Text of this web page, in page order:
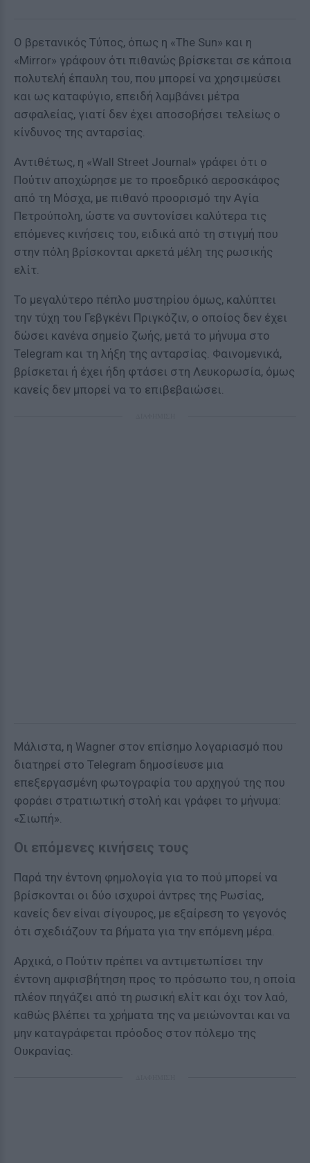
Ο βρετανικός Τύπος, όπως η «The Sun» και η
«Μirror» γράφουν ότι πιθανώς βρίσκεται σε κάποια
πολυτελή έπαυλη του, που μπορεί να χρησιμεύσει
και ως καταφύγιο, επειδή λαμβάνει μέτρα
ασφαλείας, γιατί δεν έχει αποσοβήσει τελείως ο
κίνδυνος της ανταρσίας.
Αντιθέτως, η «Wall Street Journal» γράφει ότι ο
Πούτιν αποχώρησε με το προεδρικό αεροσκάφος
από τη Μόσχα, με πιθανό προορισμό την Αγία
Πετρούπολη, ώστε να συντονίσει καλύτερα τις
επόμενες κινήσεις του, ειδικά από τη στιγμή που
στην πόλη βρίσκονται αρκετά μέλη της ρωσικής
ελίτ.
Το μεγαλύτερο πέπλο μυστηρίου όμως, καλύπτει
την τύχη του Γεβγκένι Πριγκόζιν, ο οποίος δεν έχει
δώσει κανένα σημείο ζωής, μετά το μήνυμα στο
Telegram και τη λήξη της ανταρσίας. Φαινομενικά,
βρίσκεται ή έχει ήδη φτάσει στη Λευκορωσία, όμως
κανείς δεν μπορεί να το επιβεβαιώσει.
Μάλιστα, η Wagner στον επίσημο λογαριασμό που
διατηρεί στο Telegram δημοσίευσε μια
επεξεργασμένη φωτογραφία του αρχηγού της που
φοράει στρατιωτική στολή και γράφει το μήνυμα:
«Σιωπή».
Οι επόμενες κινήσεις τους
Παρά την έντονη φημολογία για το πού μπορεί να
βρίσκονται οι δύο ισχυροί άντρες της Ρωσίας,
κανείς δεν είναι σίγουρος, με εξαίρεση το γεγονός
ότι σχεδιάζουν τα βήματα για την επόμενη μέρα.
Αρχικά, ο Πούτιν πρέπει να αντιμετωπίσει την
έντονη αμφισβήτηση προς το πρόσωπο του, η οποία
πλέον πηγάζει από τη ρωσική ελίτ και όχι τον λαό,
καθώς βλέπει τα χρήματα της να μειώνονται και να
μην καταγράφεται πρόοδος στον πόλεμο της
Ουκρανίας.